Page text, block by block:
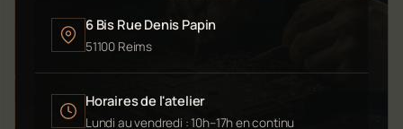
6 Bis Rue Denis Papin
51100 Reims
Horaires de l'atelier
Lundi au vendredi : 10h–17h en continu